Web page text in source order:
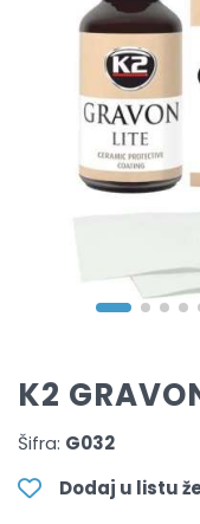
K2
Šifra: G032
Dodaj u listu